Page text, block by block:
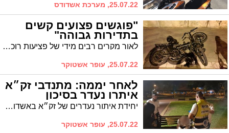
25.07.22, מערכת אשדודס
"פוגשים פצועים קשים
בתדירות גבוהה"
לאור מקרים רבים מידי של פציעות רוכבי אופניים וקורקינטים חשמליים, קוראים באסותא אשדוד להחמיר ולהגביר את האכיפה
25.07.22, עופר אשטוקר
לאחר יממה: מתנדבי זק״א
איתרו נעדר בסיכון
יחידת איתור נעדרים של זק״א באשדוד איתרו נעדר בסיכון כשהוא מיובש ותשוש, לאחר יממה של חיפושים אחריו
25.07.22, עופר אשטוקר